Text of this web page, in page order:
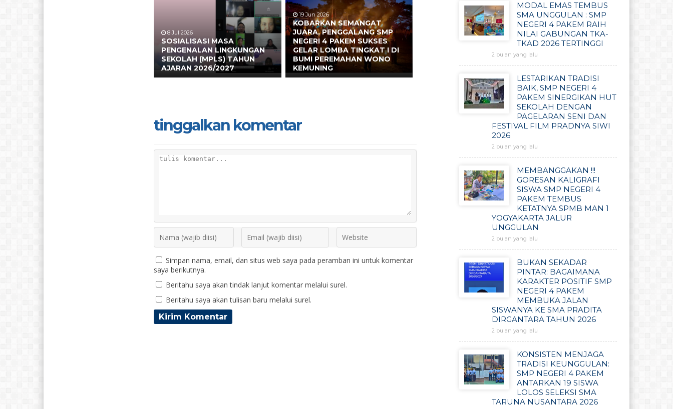
8 Jul 2026
SOSIALISASI MASA
PENGENALAN LINGKUNGAN
SEKOLAH (MPLS) TAHUN
AJARAN 2026/2027
19 Jun 2026
KOBARKAN SEMANGAT
JUARA, PENGGALANG SMP
NEGERI 4 PAKEM SUKSES
GELAR LOMBA TINGKAT I DI
BUMI PEREMAHAN WONO
KEMUNING
tinggalkan komentar
Simpan nama, email, dan situs web saya pada peramban ini untuk komentar
saya berikutnya.
Beritahu saya akan tindak lanjut komentar melalui surel.
Beritahu saya akan tulisan baru melalui surel.
MODAL EMAS TEMBUS
SMA UNGGULAN : SMP
NEGERI 4 PAKEM RAIH
NILAI GABUNGAN TKA-
TKAD 2026 TERTINGGI
2 bulan yang lalu
LESTARIKAN TRADISI
BAIK, SMP NEGERI 4
PAKEM SINERGIKAN HUT
SEKOLAH DENGAN
PAGELARAN SENI DAN
FESTIVAL FILM PRADNYA SIWI
2026
2 bulan yang lalu
MEMBANGGAKAN !!!
GORESAN KALIGRAFI
SISWA SMP NEGERI 4
PAKEM TEMBUS
KETATNYA SPMB MAN 1
YOGYAKARTA JALUR
UNGGULAN
2 bulan yang lalu
BUKAN SEKADAR
PINTAR: BAGAIMANA
KARAKTER POSITIF SMP
NEGERI 4 PAKEM
MEMBUKA JALAN
SISWANYA KE SMA PRADITA
DIRGANTARA TAHUN 2026
2 bulan yang lalu
KONSISTEN MENJAGA
TRADISI KEUNGGULAN:
SMP NEGERI 4 PAKEM
ANTARKAN 19 SISWA
LOLOS SELEKSI SMA
TARUNA NUSANTARA 2026